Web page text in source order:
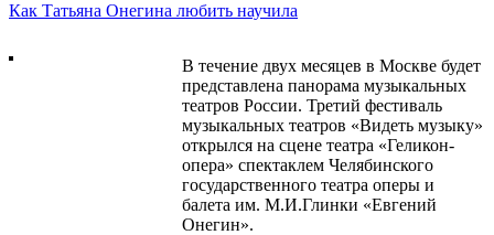
Как Татьяна Онегина любить научила
В течение двух месяцев в Москве будет
представлена панорама музыкальных
театров России. Третий фестиваль
музыкальных театров «Видеть музыку»
открылся на сцене театра «Геликон-
опера» спектаклем Челябинского
государственного театра оперы и
балета им. М.И.Глинки «Евгений
Онегин».